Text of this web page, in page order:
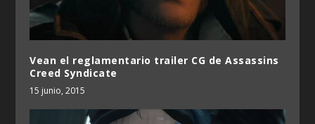
Vean el reglamentario trailer CG de Assassins
Creed Syndicate
15 junio, 2015